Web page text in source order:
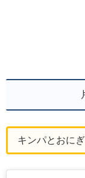
キンパとおに